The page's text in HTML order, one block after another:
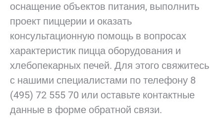
оснащение объектов питания, выполнить
проект пиццерии и оказать
консультационную помощь в вопросах
характеристик пицца оборудования и
хлебопекарных печей. Для этого свяжитесь
с нашими специалистами по телефону 8
(495) 72 555 70 или оставьте контактные
данные в форме обратной связи.